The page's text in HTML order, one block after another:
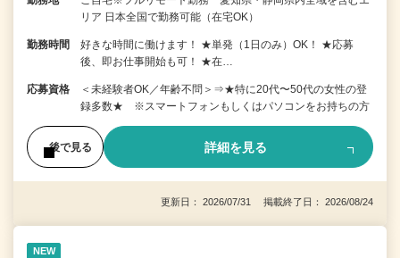
リア 日本全国で勤務可能（在宅OK）
勤務時間
好きな時間に働けます！ ★単発（1日のみ）OK！ ★応募
後、即お仕事開始も可！ ★在…
応募資格
＜未経験者OK／年齢不問＞⇒★特に20代〜50代の女性の登
録多数★ ※スマートフォンもしくはパソコンをお持ちの方
後で見る 詳細を見る
更新日： 2026/07/31 掲載終了日： 2026/08/24
NEW